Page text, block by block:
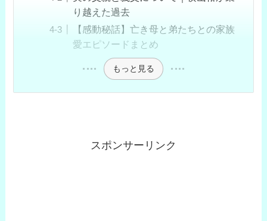
り越えた過去
【感動秘話】亡き母と弟たちとの家族
愛エピソードまとめ
もっと見る
スポンサーリンク